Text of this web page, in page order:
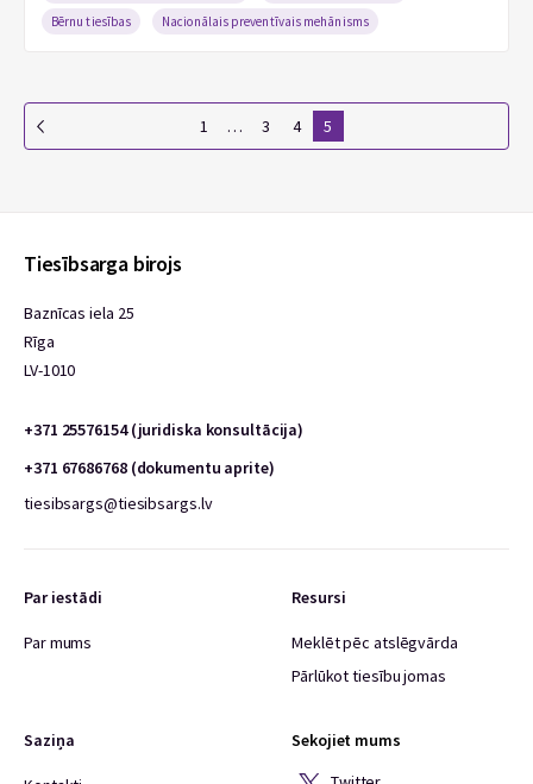
Bērnu tiesības
Nacionālais preventīvais mehānisms
1 … 3 4 5
Tiesībsarga birojs
Baznīcas iela 25
Rīga
LV-1010
+371 25576154 (juridiska konsultācija)
+371 67686768 (dokumentu aprite)
tiesibsargs@tiesibsargs.lv
Par iestādi
Par mums
Resursi
Meklēt pēc atslēgvārda
Pārlūkot tiesību jomas
Saziņa
Sekojiet mums